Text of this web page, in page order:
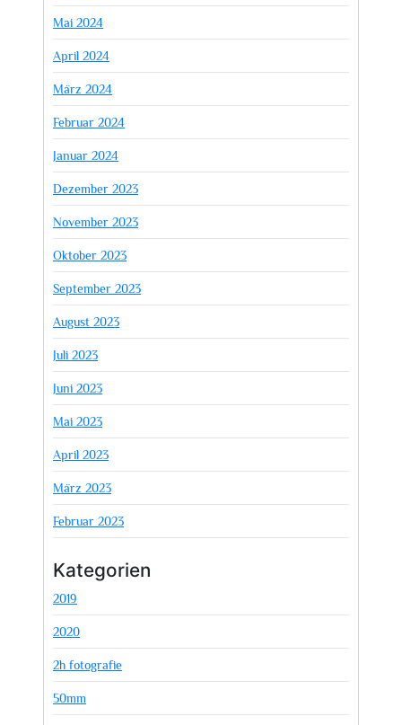
Mai 2024
April 2024
März 2024
Februar 2024
Januar 2024
Dezember 2023
November 2023
Oktober 2023
September 2023
August 2023
Juli 2023
Juni 2023
Mai 2023
April 2023
März 2023
Februar 2023
Kategorien
2019
2020
2h fotografie
50mm